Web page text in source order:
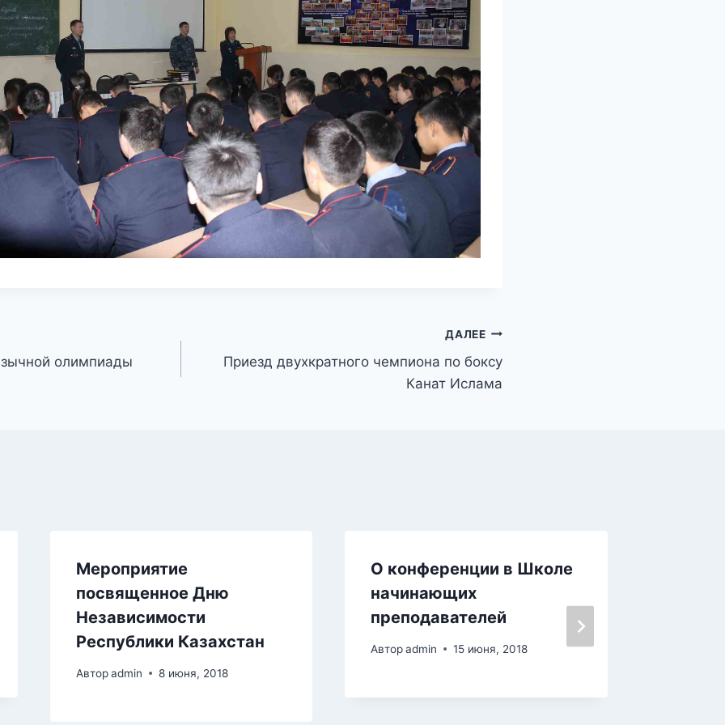
олимпиады
ДАЛЕЕ
Приезд двухкратного чемпиона по боксу
Канат Ислама
Мероприятие
посвященное Дню
Независимости
Республики Казахстан
Автор admin 8 июня, 2018
О конференции в Школе
начинающих
преподавателей
Автор admin 15 июня, 2018